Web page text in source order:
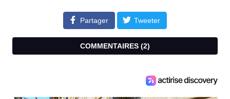
Partager Tweeter
COMMENTAIRES (2)